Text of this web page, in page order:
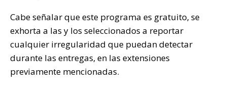
Cabe señalar que este programa es gratuito, se
exhorta a las y los seleccionados a reportar
cualquier irregularidad que puedan detectar
durante las entregas, en las extensiones
previamente mencionadas.